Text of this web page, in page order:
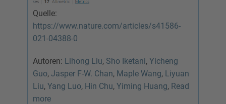
Quelle:
https://www.nature.com/articles/s41586-
021-04388-0
Autoren: Lihong Liu, Sho Iketani, Yicheng
Guo, Jasper F-W. Chan, Maple Wang, Liyuan
Liu, Yang Luo, Hin Chu, Yiming Huang, Read
more